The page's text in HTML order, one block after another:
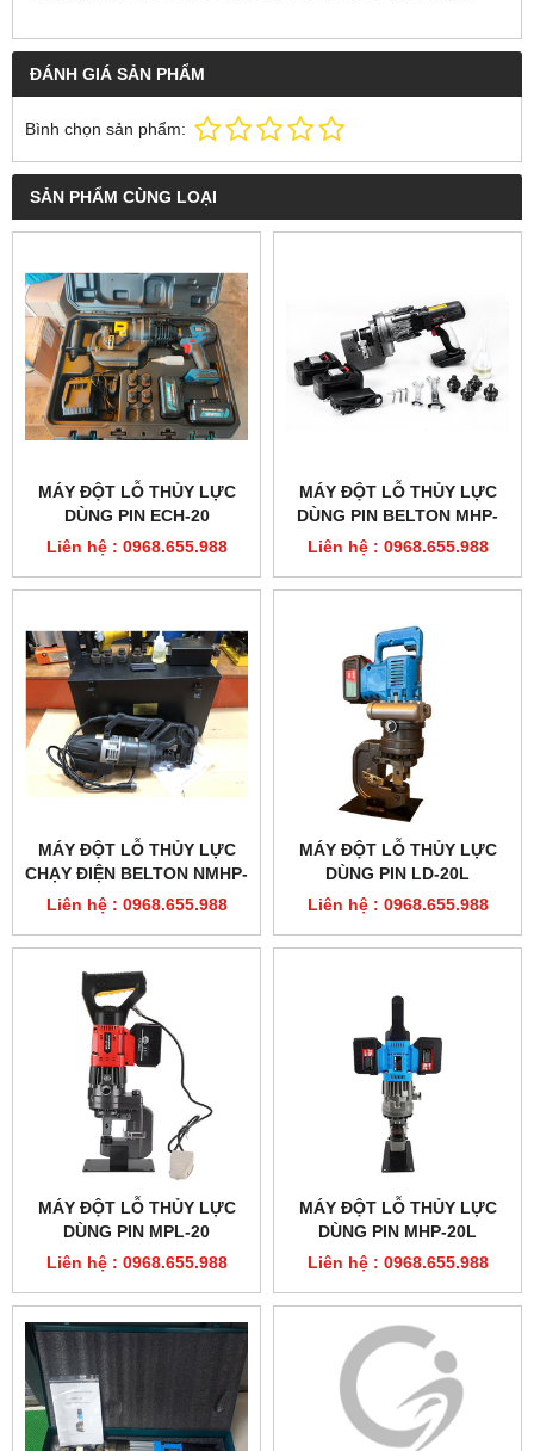
ĐÁNH GIÁ SẢN PHẨM
Bình chọn sản phẩm:
SẢN PHẨM CÙNG LOẠI
MÁY ĐỘT LỖ THỦY LỰC
DÙNG PIN ECH-20
Liên hệ : 0968.655.988
MÁY ĐỘT LỖ THỦY LỰC
DÙNG PIN BELTON MHP-
20B
Liên hệ : 0968.655.988
MÁY ĐỘT LỖ THỦY LỰC
CHẠY ĐIỆN BELTON NMHP-
25
Liên hệ : 0968.655.988
MÁY ĐỘT LỖ THỦY LỰC
DÙNG PIN LD-20L
Liên hệ : 0968.655.988
MÁY ĐỘT LỖ THỦY LỰC
DÙNG PIN MPL-20
Liên hệ : 0968.655.988
MÁY ĐỘT LỖ THỦY LỰC
DÙNG PIN MHP-20L
Liên hệ : 0968.655.988